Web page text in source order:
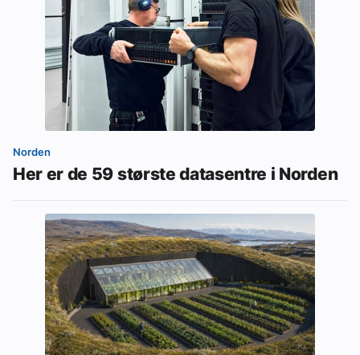
Norden
Her er de 59 største datasentre i Norden